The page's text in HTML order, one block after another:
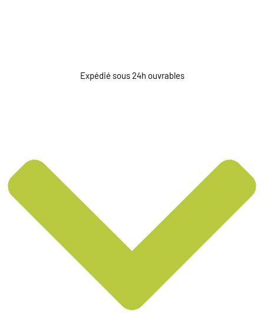
Expédié sous 24h ouvrables